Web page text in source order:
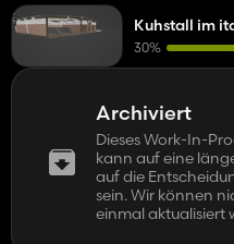
Archiviert
Dieses Work-In-
kann auf eine
auf die
sein. Wir können
einmal aktualisiert
Kuhstall im
30%